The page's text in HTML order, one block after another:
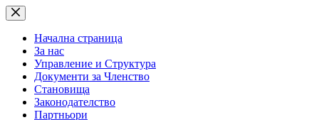
Skip
to
contentНачална страница
За нас
Управление и Структура
Документи за Членство
Становища
Законодателство
Партньори